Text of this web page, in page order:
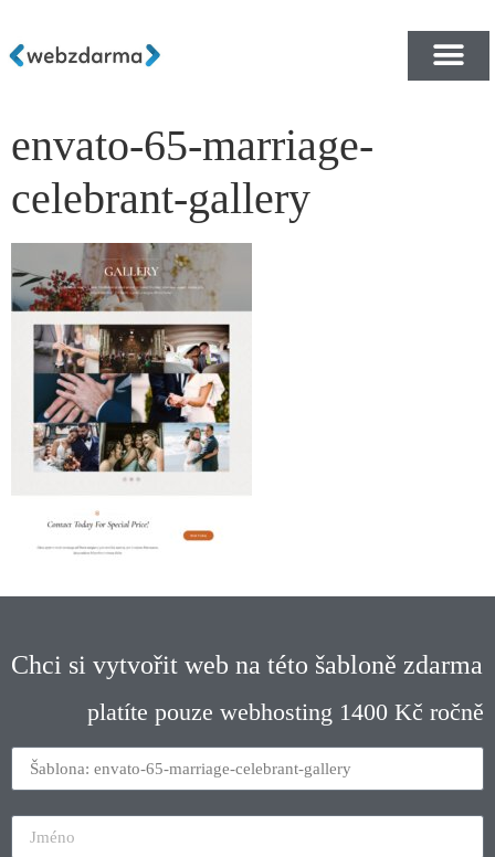
envato-65-marriage-
celebrant-gallery
Chci si vytvořit web na této šabloně zdarma
platíte pouze webhosting 1400 Kč ročně